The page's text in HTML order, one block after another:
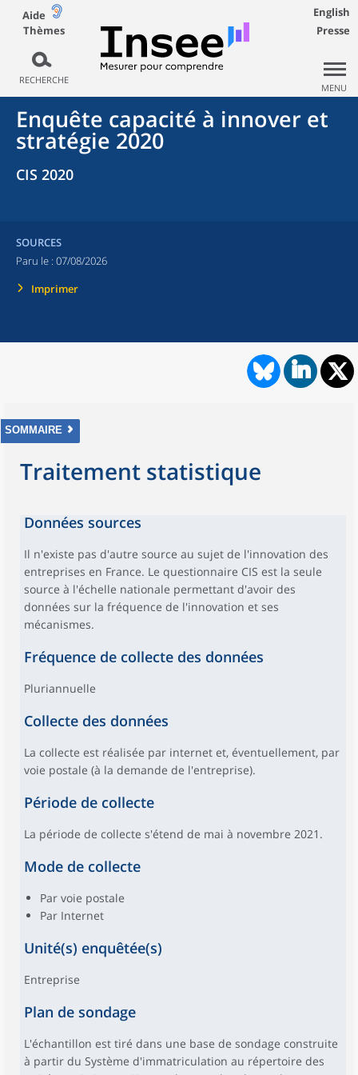
Aide
Thèmes
RECHERCHE
English
Presse
MENU
Enquête capacité à innover et
stratégie 2020
CIS 2020
SOURCES
Paru le : 07/08/2026
Imprimer
SOMMAIRE
Traitement statistique
Données sources
Il n'existe pas d'autre source au sujet de l'innovation des
entreprises en France. Le questionnaire CIS est la seule
source à l'échelle nationale permettant d'avoir des
données sur la fréquence de l'innovation et ses
mécanismes.
Fréquence de collecte des données
Pluriannuelle
Collecte des données
La collecte est réalisée par internet et, éventuellement, par
voie postale (à la demande de l'entreprise).
Période de collecte
La période de collecte s'étend de mai à novembre 2021.
Mode de collecte
Par voie postale
Par Internet
Unité(s) enquêtée(s)
Entreprise
Plan de sondage
L'échantillon est tiré dans une base de sondage construite
à partir du Système d'immatriculation au répertoire des